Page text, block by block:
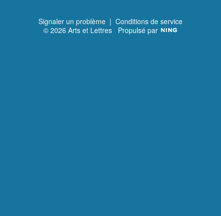
Signaler un problème | Conditions de service
© 2026 Arts et Lettres Propulsé par